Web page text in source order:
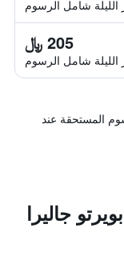
شامل الرسوم
205 ﷼
شامل الرسوم
المستحقة عند
جاليرا